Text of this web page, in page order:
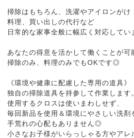
掃除はもちろん、洗濯やアイロンがけ
料理、買い出しの代行など
日常的な家事全般に幅広く対応してい
あなたの得意を活かして働くことが可
掃除のみ、料理のみでもOKです◎
《環境や健康に配慮した専用の道具》
独自の掃除道具を持参して作業します。
使用するクロスは使いまわしせず、
毎回新品を使用＆環境にやさしい洗剤
手荒れの心配もありません◎
小さなお子様がいらっしゃる方やアレ